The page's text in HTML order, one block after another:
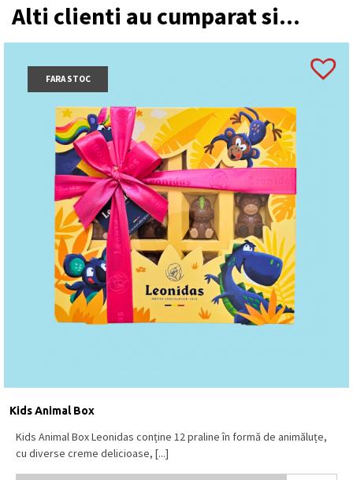
Alti clienti au cumparat si...
FARA STOC
Kids Animal Box
Kids Animal Box Leonidas conține 12 praline în formă de animăluțe,
cu diverse creme delicioase, [...]